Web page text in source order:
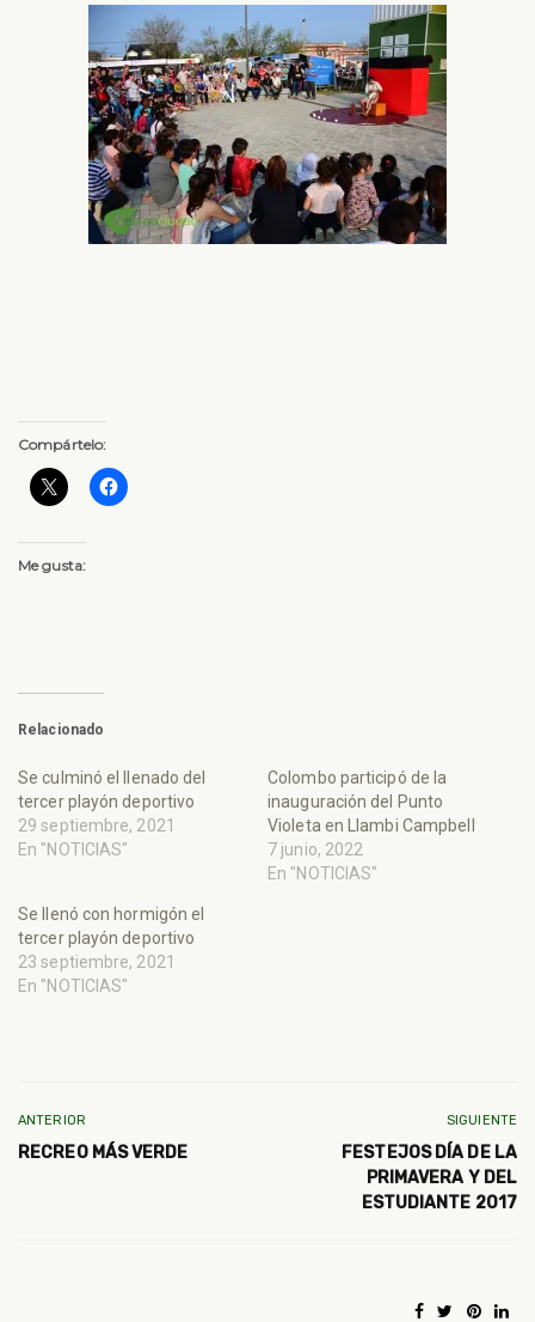
Compártelo:
Me gusta:
Relacionado
Se culminó el llenado del
tercer playón deportivo
29 septiembre, 2021
En "NOTICIAS"
Colombo participó de la
inauguración del Punto
Violeta en Llambi Campbell
7 junio, 2022
En "NOTICIAS"
Se llenó con hormigón el
tercer playón deportivo
23 septiembre, 2021
En "NOTICIAS"
ANTERIOR
RECREO MÁS VERDE
SIGUIENTE
FESTEJOS DÍA DE LA
PRIMAVERA Y DEL
ESTUDIANTE 2017